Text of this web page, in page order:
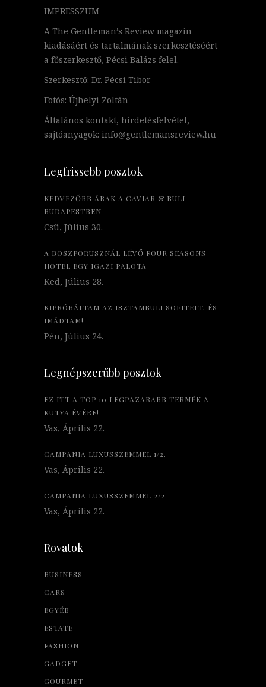
IMPRESSZUM
A The Gentleman’s Review magazin
kiadásáért és tartalmának szerkesztéséért
a főszerkesztő, Pécsi Balázs felel.
Szerkesztő: Dr. Pécsi Tibor
Fotós: Újhelyi Zoltán
Általános kontakt, hirdetésfelvétel,
sajtóanyagok: info@gentlemansreview.hu
Legfrissebb posztok
KEDVEZŐBB ÁRAK A CAVIAR & BULL
BUDAPESTBEN
Csü, Július 30.
A BOSZPORUSZNÁL LÉVŐ FOUR SEASONS
HOTEL EGY IGAZI PALOTA
Ked, Július 28.
KIPRÓBÁLTAM AZ ISZTAMBULI SOFITELT, ÉS
IMÁDTAM!
Pén, Július 24.
Legnépszerűbb posztok
EZ ITT A TOP 10 LEGPAZARABB TERMÉK A
KUTYA ÉVÉRE!
Vas, Április 22.
CAMPANIA LUXUSSZEMMEL 1/2.
Vas, Április 22.
CAMPANIA LUXUSSZEMMEL 2/2.
Vas, Április 22.
Rovatok
BUSINESS
CARS
EGYÉB
ESTATE
FASHION
GADGET
GOURMET